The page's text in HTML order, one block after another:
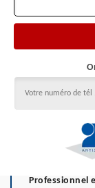
Professionnel